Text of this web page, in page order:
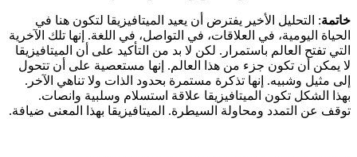
خاتمة: التحليل الأخير يفترض أن يعيد الميتافيزيقا لتكون هنا في
الحياة اليومية، في العلاقات، في التواصل، في اللغة. إنها تلك الآخرية
التي تفتح العالم باستمرار. لكن لا بد من التأكيد على أن الميتافيزيقا
لا يمكن أن تكون جزء من هذا العالم. إنها مستعصية على أن تتحول
إلى مثيل وشبيه. إنها تذكرة مستمرة بحدود الذات ولا تناهي الآخر.
بهذا الشكل تكون الميتافيزيقا علاقة استسلام وسلبية وانصات.
توقف عن التمدد ومحاولة السيطرة. الميتافيزيقا بهذا المعنى ضيافة.